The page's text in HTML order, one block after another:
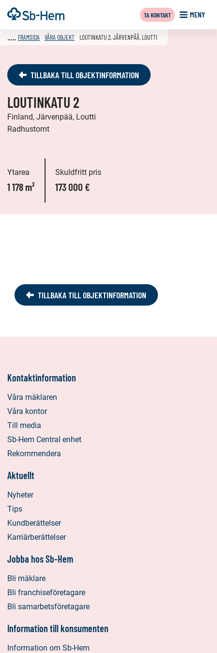
Till
innehållet
Framsida MENY
TA KONTAKT
FRAMSIDA VÅRA OBJEKT LOUTINKATU 2, JÄRVENPÄÄ, LOUTTI
TILLBAKA TILL OBJEKTINFORMATION
LOUTINKATU 2
Finland, Järvenpää, Loutti
Radhustomt
Ytarea
1 178 m²
Skuldfritt pris
173 000 €
TILLBAKA TILL OBJEKTINFORMATION
Kontaktinformation
Våra mäklaren
Våra kontor
Till media
Sb-Hem Central enhet
Rekommendera
Aktuellt
Nyheter
Tips
Kundberättelser
Karriärberättelser
Jobba hos Sb-Hem
Bli mäklare
Bli franchiseföretagare
Bli samarbetsföretagare
Information till konsumenten
Information om Sb-Hem